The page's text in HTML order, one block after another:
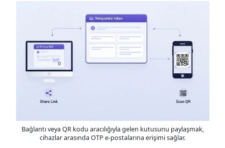
Bağlantı veya QR kodu aracılığıyla gelen kutusunu paylaşmak,
cihazlar arasında OTP e-postalarına erişimi sağlar.